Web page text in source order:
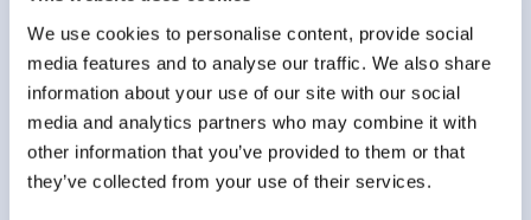
We use cookies to personalise content, provide social
media features and to analyse our traffic. We also share
information about your use of our site with our social
media and analytics partners who may combine it with
other information that you’ve provided to them or that
they’ve collected from your use of their services.
Prénom *
Nom*